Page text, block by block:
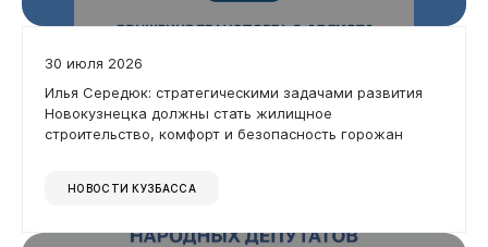
30 июля 2026
Илья Середюк: стратегическими задачами развития
Новокузнецка должны стать жилищное
строительство, комфорт и безопасность горожан
НОВОСТИ КУЗБАССА